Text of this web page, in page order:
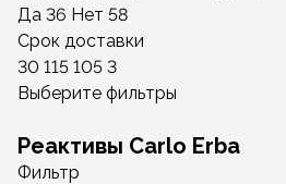
Да 36 Нет 58
Срок доставки
30 115 105 3
Выберите фильтры
Реактивы Carlo Erba
Фильтр